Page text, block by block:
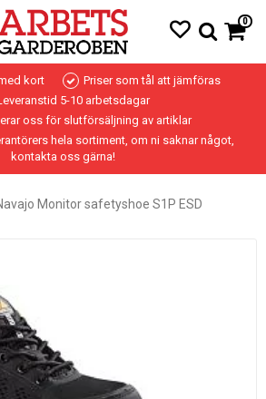
0
kort
Priser som tål att jämföras
5-10 arbetsdagar
oss för slutförsäljning av artiklar
hela sortiment, om ni saknar något,
kontakta oss gärna!
Monitor safetyshoe S1P ESD